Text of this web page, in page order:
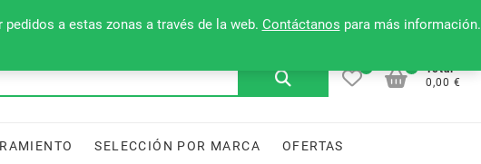
a estas zonas a través de la web. Contáctanos para más información.
Mi cuenta Lista de deseos
Buscar
Total
0,00 €
SELECCIÓN POR MARCA OFERTAS